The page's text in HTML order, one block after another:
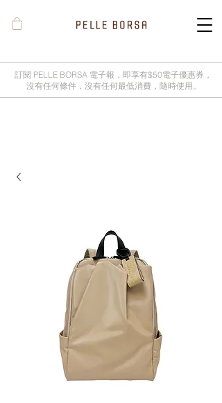
訂閱 PELLE BORSA 電子報，即享有$50電子優惠券，
沒有任何條件，沒有任何最低消費，隨時使用。